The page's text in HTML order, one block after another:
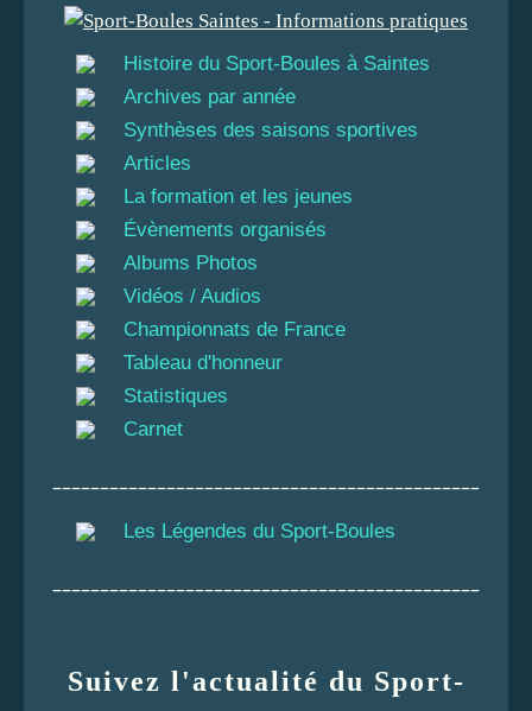
Histoire du Sport-Boules à Saintes
Archives par année
Synthèses des saisons sportives
Articles
La formation et les jeunes
Évènements organisés
Albums Photos
Vidéos / Audios
Championnats de France
Tableau d'honneur
Statistiques
Carnet
Les Légendes du Sport-Boules
Suivez l'actualité du Sport-